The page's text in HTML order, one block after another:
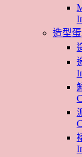
造型